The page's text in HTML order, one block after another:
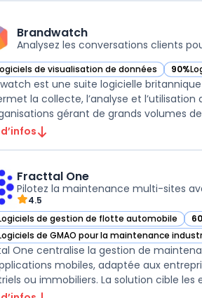
Brandwatch
Analysez les conversations clients
de visualisation de données
Brandwatch dans cette catégorie 90%
— voir
est une suite logicielle
la collecte, l’analyse et
gérant de grands volumes
Fracttal One
Pilotez la maintenance multi-sites
4.5
de gestion de flotte automobile
Fracttal One dans cette catégorie
—
de GMAO pour la maintenance
Fracttal One dans cette catégorie
One centralise la gestion de
mobiles, adaptée aux
ou immobiliers. La solution cible